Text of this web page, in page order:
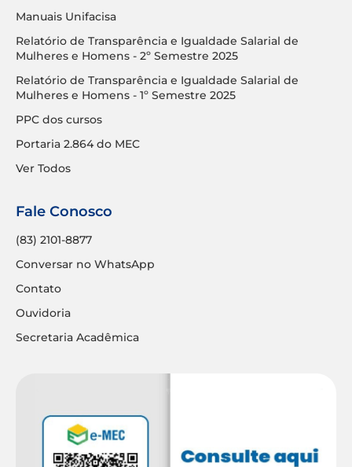
Manuais Unifacisa
Relatório de Transparência e Igualdade Salarial de
Mulheres e Homens - 2º Semestre 2025
Relatório de Transparência e Igualdade Salarial de
Mulheres e Homens - 1º Semestre 2025
PPC dos cursos
Portaria 2.864 do MEC
Ver Todos
Fale Conosco
(83) 2101-8877
Conversar no WhatsApp
Contato
Ouvidoria
Secretaria Acadêmica